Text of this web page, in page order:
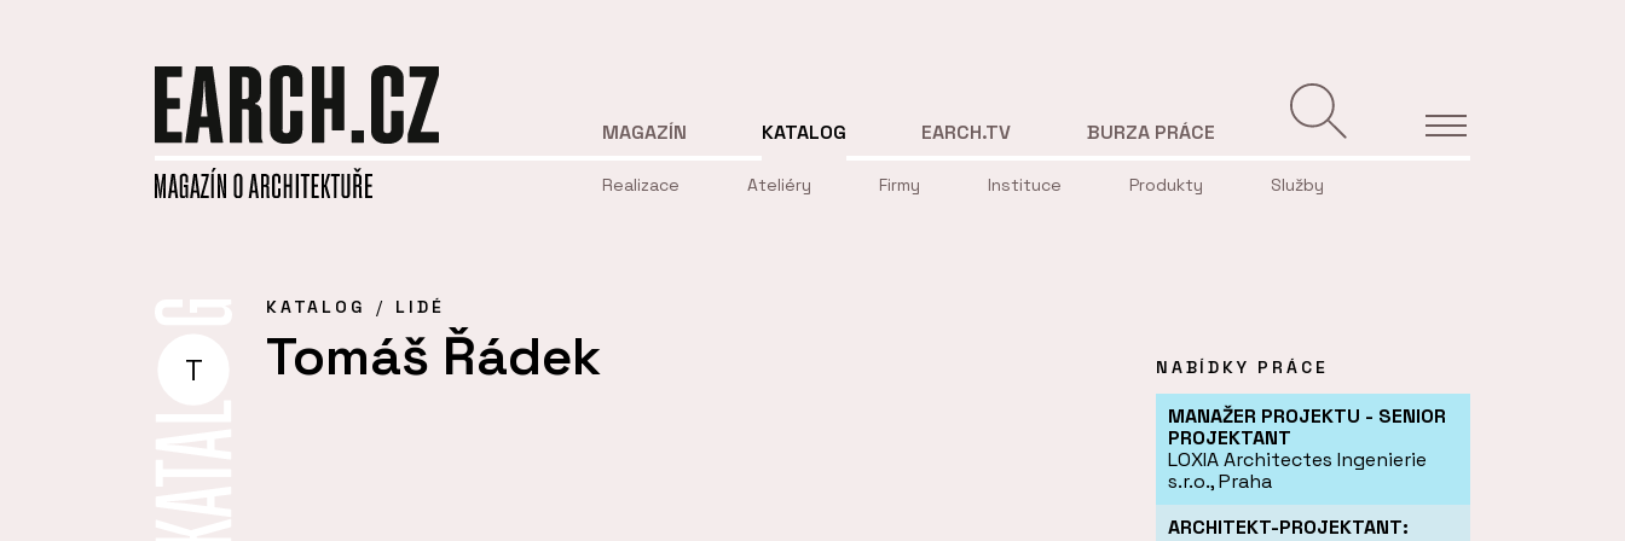
MAGAZÍN KATALOG
Realizace Ateliéry Firmy Instituce Produkty Služby
EARCH.TV BURZA PRÁCE
T
KATALOG LIDÉ
Tomáš Řádek NABÍDKY PRÁCE
MANAŽER PROJEKTU - SENIOR
PROJEKTANT
LOXIA Architectes Ingenierie
s.r.o., Praha
ARCHITEKT-PROJEKTANT: